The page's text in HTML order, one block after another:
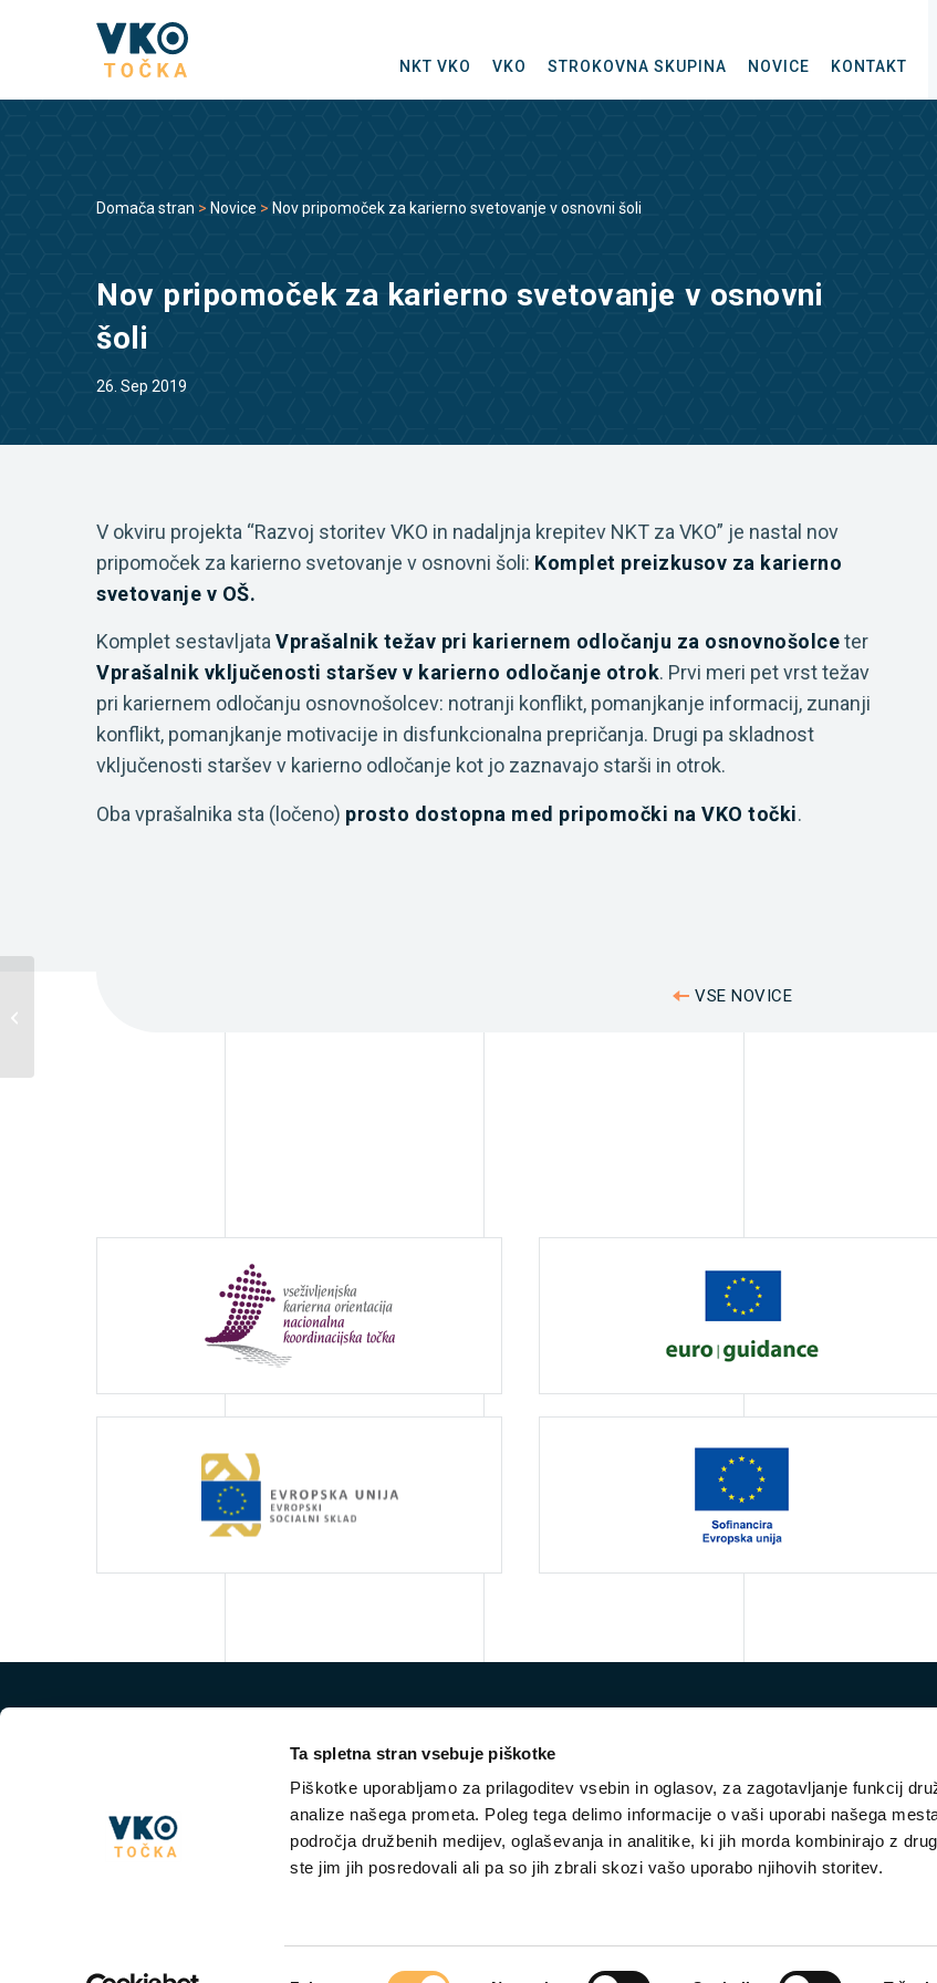
Ta spletna stran vsebuje piškotke
Piškotke uporabljamo za prilagoditev vsebin in oglasov, za zagotavljanje funkcij
analize našega prometa. Poleg tega delimo informacije o vaši uporabi našega
področja družbenih medijev, oglaševanja in analitike, ki jih morda kombinirajo z
ste jim jih posredovali ali pa so jih zbrali skozi vašo uporabo njihovih storitev.
NKT VKO VKO STROKOVNA SKUPINA NOVICE KONTAKT
Domača stran > Novice > Nov pripomoček za karierno svetovanje v osnovni šoli
Nov pripomoček za karierno svetovanje v osnovni
šoli
26. Sep 2019
V okviru projekta “Razvoj storitev VKO in nadaljnja krepitev NKT za VKO” je nastal nov
pripomoček za karierno svetovanje v osnovni šoli: Komplet preizkusov za karierno
svetovanje v OŠ.
Komplet sestavljataVprašalnik težav pri kariernem odločanju za osnovnošolceter
Vprašalnik vključenosti staršev v karierno odločanje otrok. Prvi meri pet vrst težav
pri kariernem odločanju osnovnošolcev: notranji konflikt, pomanjkanje informacij, zunanji
konflikt, pomanjkanje motivacije in disfunkcionalna prepričanja. Drugi pa skladnost
vključenosti staršev v karierno odločanje kot jo zaznavajo starši in otrok.
Oba vprašalnika sta (ločeno) prosto dostopna med pripomočki na VKO točki.
VSE NOVICE
E-mail: vko@ess.gov.si